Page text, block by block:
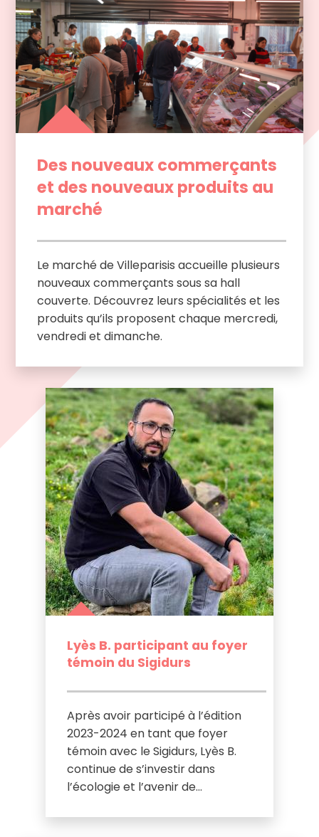
Des nouveaux commerçants
et des nouveaux produits au
marché
Le marché de Villeparisis accueille plusieurs
nouveaux commerçants sous sa hall
couverte. Découvrez leurs spécialités et les
produits qu’ils proposent chaque mercredi,
vendredi et dimanche.
Lyès B. participant au foyer
témoin du Sigidurs
Après avoir participé à l’édition
2023-2024 en tant que foyer
témoin avec le Sigidurs, Lyès B.
continue de s’investir dans
l’écologie et l’avenir de…